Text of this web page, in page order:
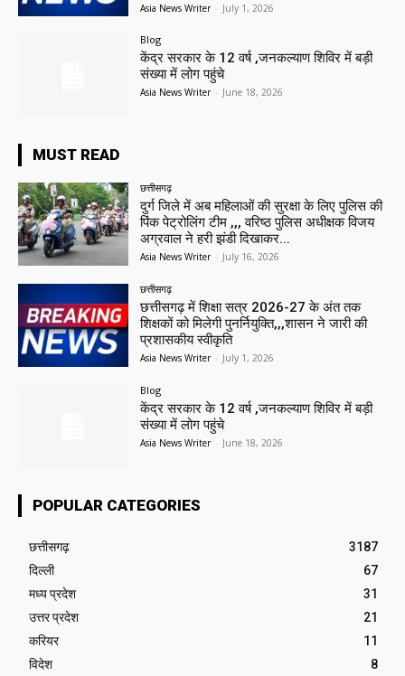
Asia News Writer - July 1, 2026
Blog
केंद्र सरकार के 12 वर्ष ,जनकल्याण शिविर में बड़ी
संख्या में लोग पहुंचे
Asia News Writer - June 18, 2026
MUST READ
छत्तीसगढ़
दुर्ग जिले में अब महिलाओं की सुरक्षा के लिए पुलिस की
पिंक पेट्रोलिंग टीम ,,, वरिष्ठ पुलिस अधीक्षक विजय
अग्रवाल ने हरी झंडी दिखाकर...
Asia News Writer - July 16, 2026
छत्तीसगढ़
छत्तीसगढ़ में शिक्षा सत्र 2026-27 के अंत तक
शिक्षकों को मिलेगी पुनर्नियुक्ति,,,शासन ने जारी की
प्रशासकीय स्वीकृति
Asia News Writer - July 1, 2026
Blog
केंद्र सरकार के 12 वर्ष ,जनकल्याण शिविर में बड़ी
संख्या में लोग पहुंचे
Asia News Writer - June 18, 2026
POPULAR CATEGORIES
छत्तीसगढ़
3187
दिल्ली
67
मध्य प्रदेश
31
उत्तर प्रदेश
21
करियर
11
विदेश
8